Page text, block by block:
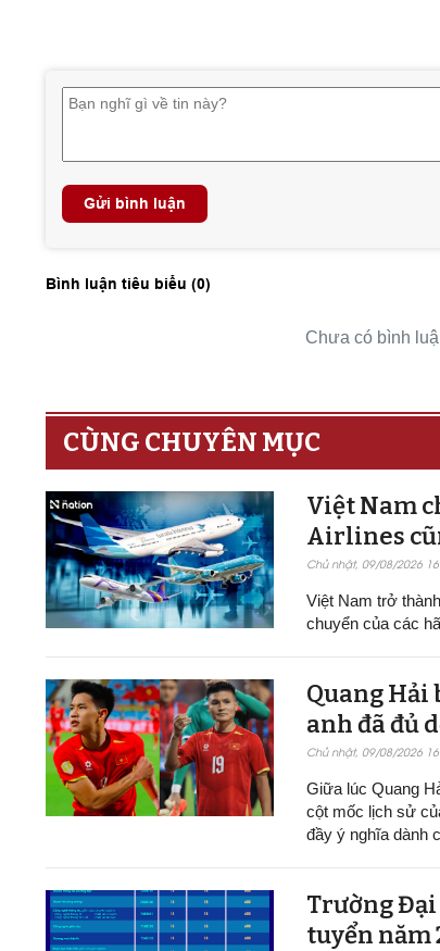
Gửi bình luận
Bình luận tiêu biểu (0)
Chưa có bình
CÙNG CHUYÊN MỤC
Việt Nam
Airlines
Chủ nhật, 09/08/2026
Việt Nam trở
chuyển của các
Quang Hải
anh đã đủ
Chủ nhật, 09/08/2026
Giữa lúc Quang
cột mốc lịch sử
đầy ý nghĩa dành
Trường Đại
tuyển năm